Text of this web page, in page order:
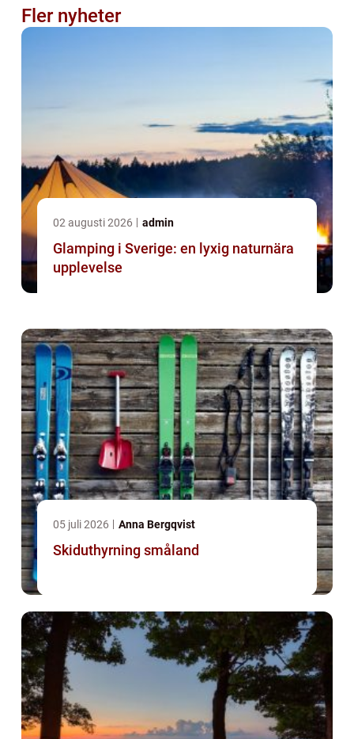
Fler nyheter
02 augusti 2026 admin
Glamping i Sverige: en lyxig naturnära
upplevelse
05 juli 2026 Anna Bergqvist
Skiduthyrning småland